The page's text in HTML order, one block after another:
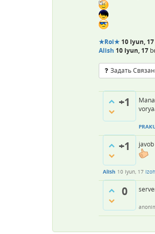
★Roi★ 10 Iyun, 17
Alish 10 Iyun, 17
Задать
+1
+1
Alish 10 Iyun, 17
0